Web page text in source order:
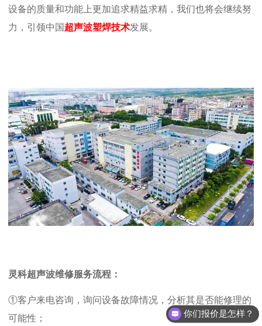
设备的质量和功能上更加追求精益求精，我们也将会继续努
力，引领中国 超声波塑焊技术发展。
灵科超声波维修服务流程：
①客户来电咨询，询问设备故障情况，分析其是否能修理的
可能性；
你们报价是怎样？